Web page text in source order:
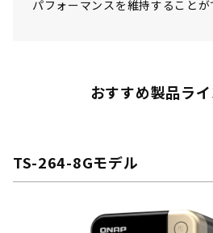
パフォーマンスを維持することが
おすすめ製品ラ
TS-264-8Gモデル